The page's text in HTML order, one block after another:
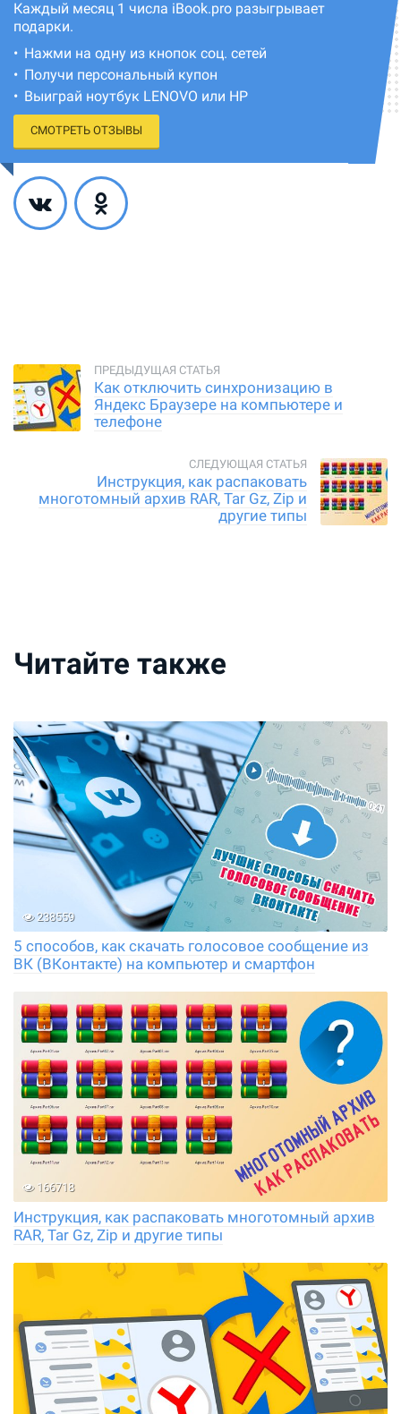
Каждый месяц 1 числа iBook.pro разыгрывает
подарки.
Нажми на одну из кнопок соц. сетей
Получи персональный купон
Выиграй ноутбук LENOVO или HP
СМОТРЕТЬ ОТЗЫВЫ
Как отключить синхронизацию в
Яндекс Браузере на компьютере и
телефоне
Инструкция, как распаковать
многотомный архив RAR, Tar Gz, Zip и
другие типы
Читайте также
238559
5 способов, как скачать голосовое сообщение из
ВК (ВКонтакте) на компьютер и смартфон
166718
Инструкция, как распаковать многотомный архив
RAR, Tar Gz, Zip и другие типы